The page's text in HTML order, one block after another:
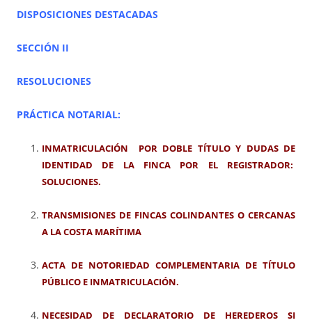
DISPOSICIONES DESTACADAS
SECCIÓN II
RESOLUCIONES
PRÁCTICA NOTARIAL:
INMATRICULACIÓN POR DOBLE TÍTULO Y DUDAS DE
IDENTIDAD DE LA FINCA POR EL REGISTRADOR:
SOLUCIONES.
TRANSMISIONES DE FINCAS COLINDANTES O CERCANAS
A LA COSTA MARÍTIMA
ACTA DE NOTORIEDAD COMPLEMENTARIA DE TÍTULO
PÚBLICO E INMATRICULACIÓN.
NECESIDAD DE DECLARATORIO DE HEREDEROS SI